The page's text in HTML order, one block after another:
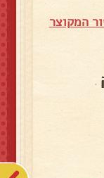
המקוצר